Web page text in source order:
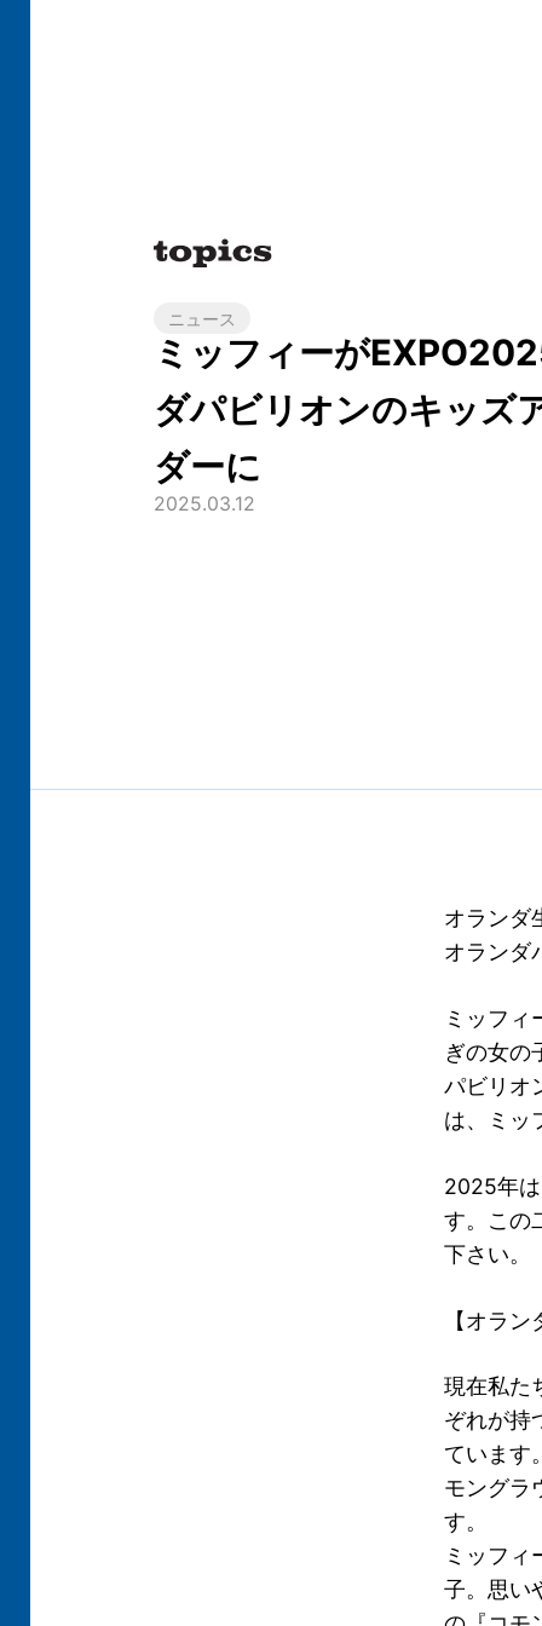
ニュース
ミッフィーが
ダパビリオンのキッズ
ダーに
2025.03.12
オランダ
オランダ
ミッフィ
ぎの女の
パビリオ
は、ミッ
2025年
す。この
下さい。
【オラ
現在私た
ぞれが持
ています
モングラ
す。
ミッフィ
子。思い